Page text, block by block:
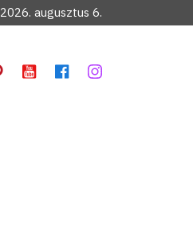
2026. augusztus 6.